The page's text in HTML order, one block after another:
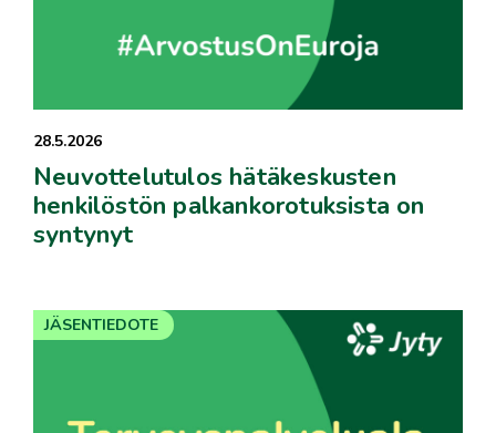
28.5.2026
Neuvottelutulos hätäkeskusten
henkilöstön palkankorotuksista on
syntynyt
JÄSENTIEDOTE